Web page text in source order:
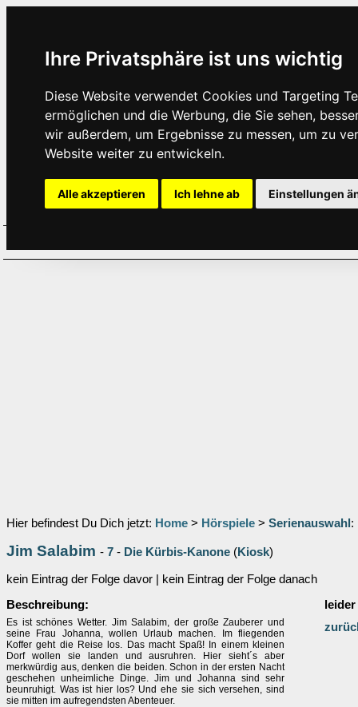
Ihre Privatsphäre ist uns wichtig
Diese Website verwendet Cookies und Targeting
ermöglichen und die Werbung, die Sie sehen,
wir außerdem, um Ergebnisse zu messen, um zu
Website weiter zu entwickeln.
Alle akzeptieren Ich lehne ab Einstellungen
Hier befindest Du Dich jetzt: Home > Hörspiele > Serienauswahl :
Jim Salabim - 7 - Die Kürbis-Kanone (Kiosk)
kein Eintrag der Folge davor | kein Eintrag der Folge danach
Beschreibung:
Es ist schönes Wetter. Jim Salabim, der große Zauberer und
seine Frau Johanna, wollen Urlaub machen. Im fliegenden
Koffer geht die Reise los. Das macht Spaß! In einem kleinen
Dorf wollen sie landen und ausruhren. Hier sieht´s aber
merkwürdig aus, denken die beiden. Schon in der ersten Nacht
geschehen unheimliche Dinge. Jim und Johanna sind sehr
beunruhigt. Was ist hier los? Und ehe sie sich versehen, sind
sie mitten im aufregendsten Abenteuer.